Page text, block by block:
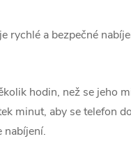
rychlé a bezpečné
hodin, než se jeho
minut, aby se telefon
nabíjení.